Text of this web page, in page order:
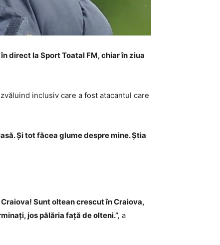
direct la Sport Toatal FM, chiar în ziua
inclusiv care a fost atacantul care
Și tot făcea glume despre mine. Știa
Sunt oltean crescut în Craiova,
jos pălăria față de olteni.”, a